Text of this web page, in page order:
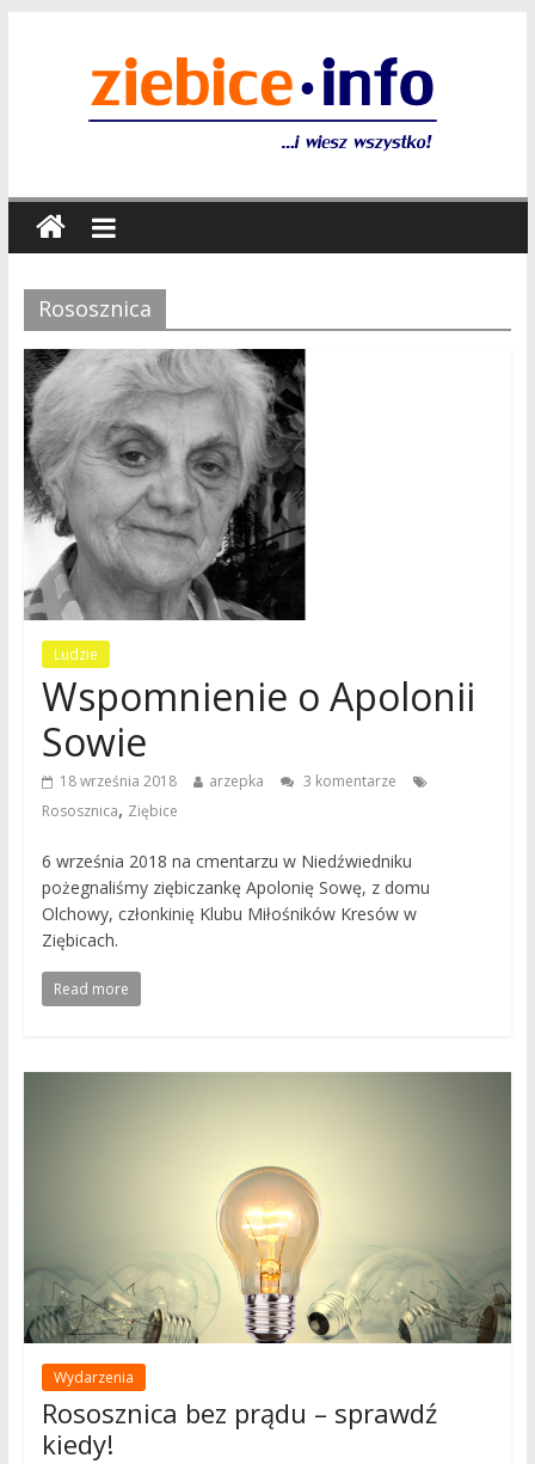
Rososznica
Ludzie
Wspomnienie o Apolonii
Sowie
18 września 2018 arzepka
3 komentarze
Rososznica, Ziębice
6 września 2018 na cmentarzu w Niedźwiedniku
pożegnaliśmy ziębiczankę Apolonię Sowę, z domu
Olchowy, członkinię Klubu Miłośników Kresów w
Ziębicach.
Read more
Wydarzenia
Rososznica bez prądu – sprawdź
kiedy!